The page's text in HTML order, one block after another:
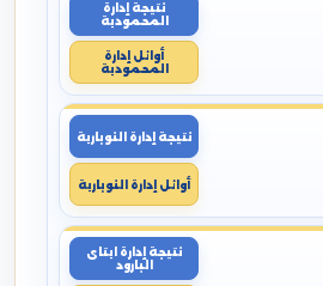
نتيجة إدارة
المحمودية
أوائل إدارة
المحمودية
نتيجة إدارة النوبارية
أوائل إدارة النوبارية
نتيجة إدارة ايتاى
البارود